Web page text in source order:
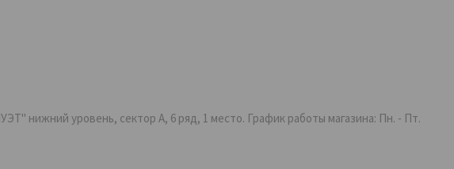
нижний уровень, сектор А, 6 ряд, 1 место. График работы магазина: Пн. - Пт.